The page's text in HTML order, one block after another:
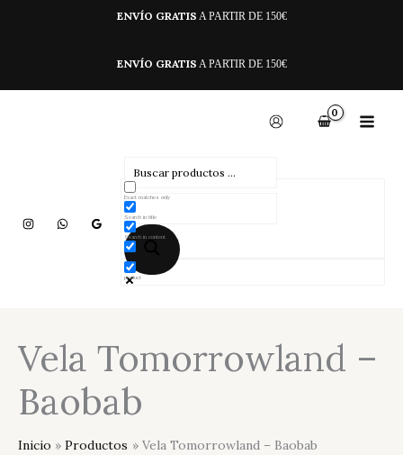
ENVÍO GRATIS A PARTIR DE 150€
ENVÍO GRATIS A PARTIR DE 150€
Exact matches only
Search in title
Search in content
product
Vela Tomorrowland –
Baobab
Inicio Productos Vela Tomorrowland – Baobab